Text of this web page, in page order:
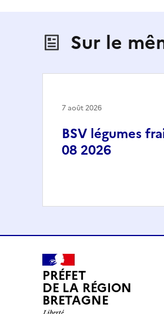
Sur le
BSV légumes
08 2026
7 août 2026
PRÉFET
DE LA RÉGION
BRETAGNE